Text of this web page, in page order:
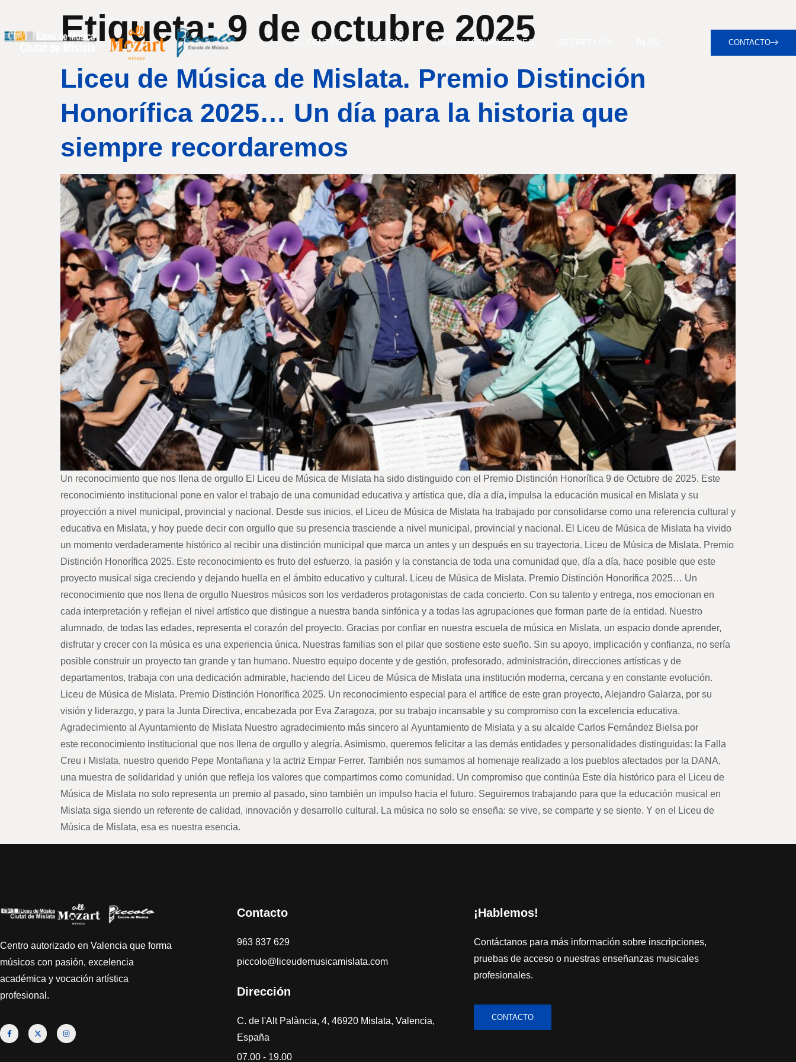
EL CENTRO ESTUDIOS UMMI / AGRUPACIONES CONTACTO
Etiqueta:9 de octubre 2025
Liceu de Música de Mislata. Premio Distinción
Honorífica 2025… Un día para la historia que
siempre recordaremos
Un reconocimiento que nos llena de orgullo El Liceu de Música de Mislata ha sido distinguido con el Premio Distinción Honorífica 9 de Octubre de 2025. Este
reconocimiento institucional pone en valor el trabajo de una comunidad educativa y artística que, día a día, impulsa la educación musical en Mislata y su
proyección a nivel municipal, provincial y nacional. Desde sus inicios, el Liceu de Música de Mislata ha trabajado por consolidarse como una referencia cultural y
educativa en Mislata, y hoy puede decir con orgullo que su presencia trasciende a nivel municipal, provincial y nacional. El Liceu de Música de Mislata ha vivido
un momento verdaderamente histórico al recibir una distinción municipal que marca un antes y un después en su trayectoria. Liceu de Música de Mislata. Premio
Distinción Honorífica 2025. Este reconocimiento es fruto del esfuerzo, la pasión y la constancia de toda una comunidad que, día a día, hace posible que este
proyecto musical siga creciendo y dejando huella en el ámbito educativo y cultural. Liceu de Música de Mislata. Premio Distinción Honorífica 2025… Un
reconocimiento que nos llena de orgullo Nuestros músicos son los verdaderos protagonistas de cada concierto. Con su talento y entrega, nos emocionan en
cada interpretación y reflejan el nivel artístico que distingue a nuestra banda sinfónica y a todas las agrupaciones que forman parte de la entidad. Nuestro
alumnado, de todas las edades, representa el corazón del proyecto. Gracias por confiar en nuestra escuela de música en Mislata, un espacio donde aprender,
disfrutar y crecer con la música es una experiencia única. Nuestras familias son el pilar que sostiene este sueño. Sin su apoyo, implicación y confianza, no sería
posible construir un proyecto tan grande y tan humano. Nuestro equipo docente y de gestión, profesorado, administración, direcciones artísticas y de
departamentos, trabaja con una dedicación admirable, haciendo del Liceu de Música de Mislata una institución moderna, cercana y en constante evolución.
Liceu de Música de Mislata. Premio Distinción Honorífica 2025. Un reconocimiento especial para el artífice de este gran proyecto, Alejandro Galarza, por su
visión y liderazgo, y para la Junta Directiva, encabezada por Eva Zaragoza, por su trabajo incansable y su compromiso con la excelencia educativa.
Agradecimiento al Ayuntamiento de Mislata Nuestro agradecimiento más sincero al Ayuntamiento de Mislata y a su alcalde Carlos Fernández Bielsa por
este reconocimiento institucional que nos llena de orgullo y alegría. Asimismo, queremos felicitar a las demás entidades y personalidades distinguidas: la Falla
Creu i Mislata, nuestro querido Pepe Montañana y la actriz Empar Ferrer. También nos sumamos al homenaje realizado a los pueblos afectados por la DANA,
una muestra de solidaridad y unión que refleja los valores que compartimos como comunidad. Un compromiso que continúa Este día histórico para el Liceu de
Música de Mislata no solo representa un premio al pasado, sino también un impulso hacia el futuro. Seguiremos trabajando para que la educación musical en
Mislata siga siendo un referente de calidad, innovación y desarrollo cultural. La música no solo se enseña: se vive, se comparte y se siente. Y en el Liceu de
Música de Mislata, esa es nuestra esencia.
Centro autorizado en Valencia que forma
músicos con pasión, excelencia
académica y vocación artística
profesional.
Contacto
963 837 629
piccolo@liceudemusicamislata.com
Dirección
C. de l'Alt Palància, 4, 46920 Mislata, Valencia,
España
07.00 - 19.00
¡Hablemos!
Contáctanos para más información sobre inscripciones,
pruebas de acceso o nuestras enseñanzas musicales
profesionales.
CONTACTO